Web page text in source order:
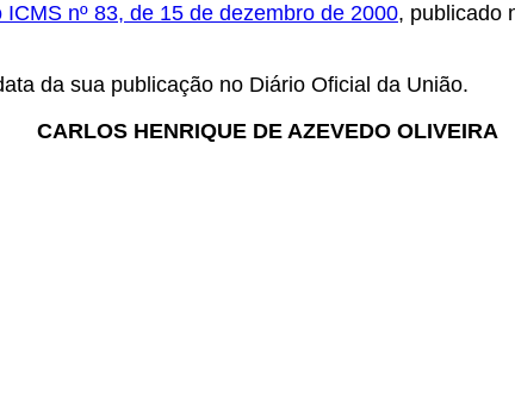
ICMS nº 83, de 15 de dezembro de 2000, publicado
da sua publicação no Diário Oficial da União.
CARLOS HENRIQUE DE AZEVEDO OLIVEIRA